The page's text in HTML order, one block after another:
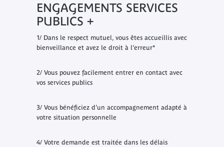
ENGAGEMENTS SERVICES
PUBLICS +
1/ Dans le respect mutuel, vous êtes accueillis avec
bienveillance et avez le droit à l’erreur*
2/ Vous pouvez facilement entrer en contact avec
vos services publics
3/ Vous bénéficiez d’un accompagnement adapté à
votre situation personnelle
4/ Votre demande est traitée dans les délais